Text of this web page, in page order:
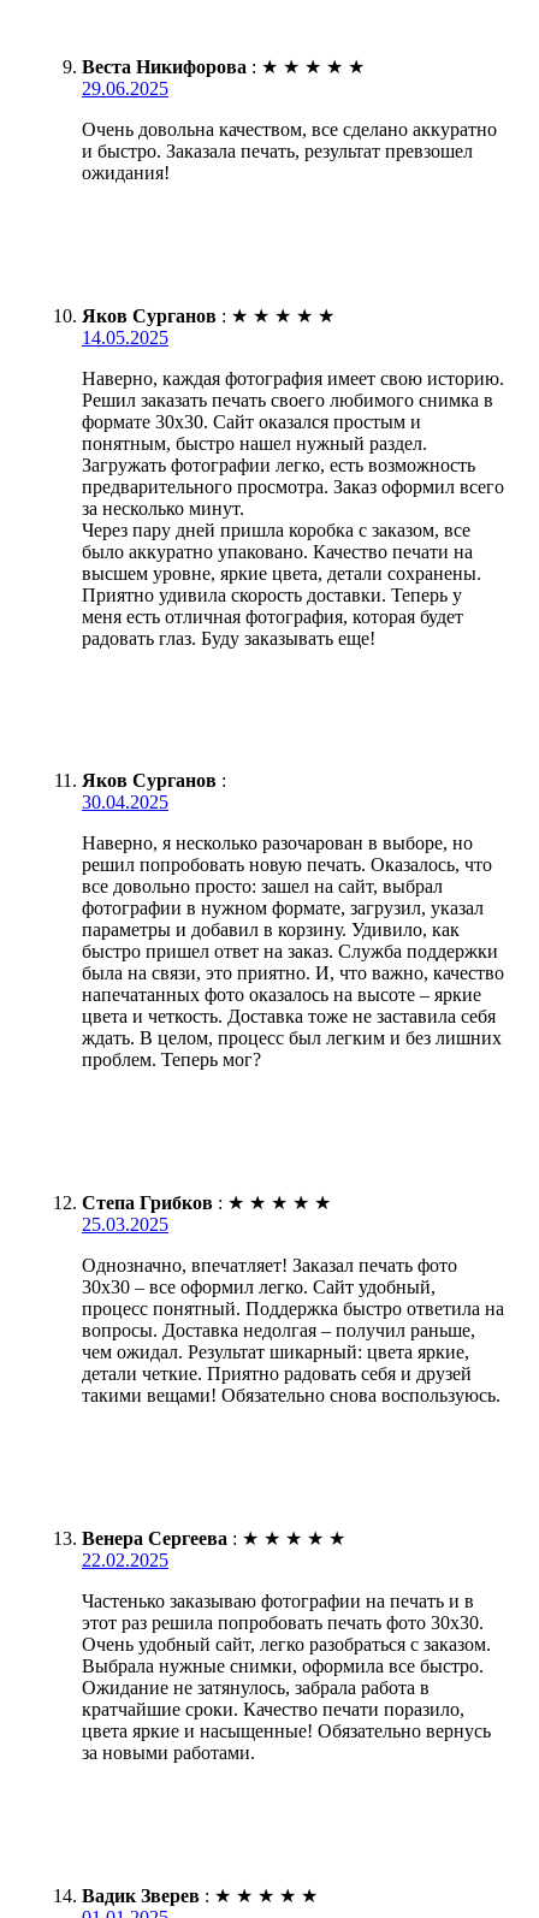
Веста Никифорова : ★ ★ ★ ★ ★
29.06.2025
Очень довольна качеством, все сделано аккуратно
и быстро. Заказала печать, результат превзошел
ожидания!
Яков Сурганов : ★ ★ ★ ★ ★
14.05.2025
Наверно, каждая фотография имеет свою историю.
Решил заказать печать своего любимого снимка в
формате 30х30. Сайт оказался простым и
понятным, быстро нашел нужный раздел.
Загружать фотографии легко, есть возможность
предварительного просмотра. Заказ оформил всего
за несколько минут.
Через пару дней пришла коробка с заказом, все
было аккуратно упаковано. Качество печати на
высшем уровне, яркие цвета, детали сохранены.
Приятно удивила скорость доставки. Теперь у
меня есть отличная фотография, которая будет
радовать глаз. Буду заказывать еще!
Яков Сурганов :
30.04.2025
Наверно, я несколько разочарован в выборе, но
решил попробовать новую печать. Оказалось, что
все довольно просто: зашел на сайт, выбрал
фотографии в нужном формате, загрузил, указал
параметры и добавил в корзину. Удивило, как
быстро пришел ответ на заказ. Служба поддержки
была на связи, это приятно. И, что важно, качество
напечатанных фото оказалось на высоте – яркие
цвета и четкость. Доставка тоже не заставила себя
ждать. В целом, процесс был легким и без лишних
проблем. Теперь мог?
Степа Грибков : ★ ★ ★ ★ ★
25.03.2025
Однозначно, впечатляет! Заказал печать фото
30х30 – все оформил легко. Сайт удобный,
процесс понятный. Поддержка быстро ответила на
вопросы. Доставка недолгая – получил раньше,
чем ожидал. Результат шикарный: цвета яркие,
детали четкие. Приятно радовать себя и друзей
такими вещами! Обязательно снова воспользуюсь.
Венера Сергеева : ★ ★ ★ ★ ★
22.02.2025
Частенько заказываю фотографии на печать и в
этот раз решила попробовать печать фото 30х30.
Очень удобный сайт, легко разобраться с заказом.
Выбрала нужные снимки, оформила все быстро.
Ожидание не затянулось, забрала работа в
кратчайшие сроки. Качество печати поразило,
цвета яркие и насыщенные! Обязательно вернусь
за новыми работами.
Вадик Зверев : ★ ★ ★ ★ ★